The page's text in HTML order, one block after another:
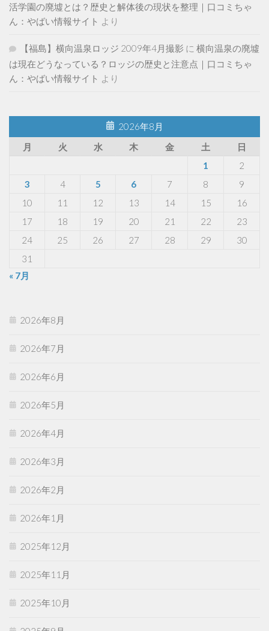
活学園の廃墟とは？歴史と解体後の現状を整理｜口コミちゃ
ん：やばい情報サイト
より
【福島】横向温泉ロッジ 2009年4月撮影 に 横向温泉の廃墟
は現在どうなっている？ロッジの歴史と注意点｜口コミちゃ
ん：やばい情報サイト
より
2026年8月
月
火 水 木 金 土
日
1
2
3
4 5 6 7 8
9
10
11 12 13 14 15
16
17
18 19 20 21 22
23
24
25 26 27 28 29
30
31
« 7月
2026年8月
2026年7月
2026年6月
2026年5月
2026年4月
2026年3月
2026年2月
2026年1月
2025年12月
2025年11月
2025年10月